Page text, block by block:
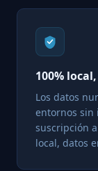
100%
Los datos
entornos sin
suscripción
local, datos